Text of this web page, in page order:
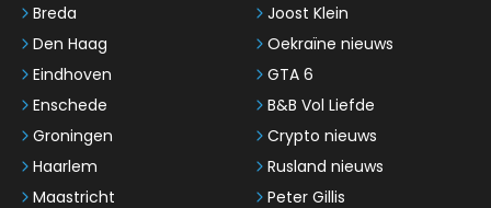
Breda
Den Haag
Eindhoven
Enschede
Groningen
Haarlem
Maastricht
Joost Klein
Oekraïne nieuws
GTA 6
B&B Vol Liefde
Crypto nieuws
Rusland nieuws
Peter Gillis